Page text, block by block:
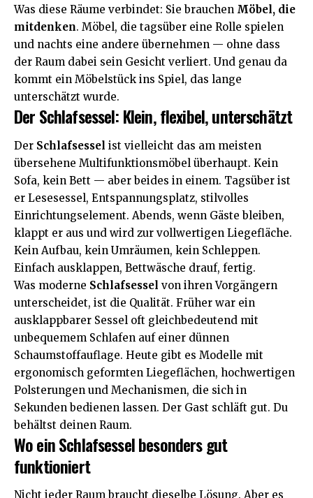
Was diese Räume verbindet: Sie brauchen Möbel, die
mitdenken. Möbel, die tagsüber eine Rolle spielen
und nachts eine andere übernehmen — ohne dass
der Raum dabei sein Gesicht verliert. Und genau da
kommt ein Möbelstück ins Spiel, das lange
unterschätzt wurde.
Der Schlafsessel: Klein, flexibel, unterschätzt
Der Schlafsessel ist vielleicht das am meisten
übersehene Multifunktionsmöbel überhaupt. Kein
Sofa, kein Bett — aber beides in einem. Tagsüber ist
er Lesesessel, Entspannungsplatz, stilvolles
Einrichtungselement. Abends, wenn Gäste bleiben,
klappt er aus und wird zur vollwertigen Liegefläche.
Kein Aufbau, kein Umräumen, kein Schleppen.
Einfach ausklappen, Bettwäsche drauf, fertig.
Was moderne Schlafsessel von ihren Vorgängern
unterscheidet, ist die Qualität. Früher war ein
ausklappbarer Sessel oft gleichbedeutend mit
unbequemem Schlafen auf einer dünnen
Schaumstoffauflage. Heute gibt es Modelle mit
ergonomisch geformten Liegeflächen, hochwertigen
Polsterungen und Mechanismen, die sich in
Sekunden bedienen lassen. Der Gast schläft gut. Du
behältst deinen Raum.
Wo ein Schlafsessel besonders gut
funktioniert
Nicht jeder Raum braucht dieselbe Lösung. Aber es